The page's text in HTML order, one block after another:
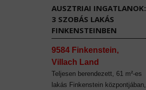
AUSZTRIAI INGATLANOK:
3 SZOBÁS LAKÁS
FINKENSTEINBEN
9584 Finkenstein,
Villach Land
Teljesen berendezett, 61 m²-es
lakás Finkenstein központjában,